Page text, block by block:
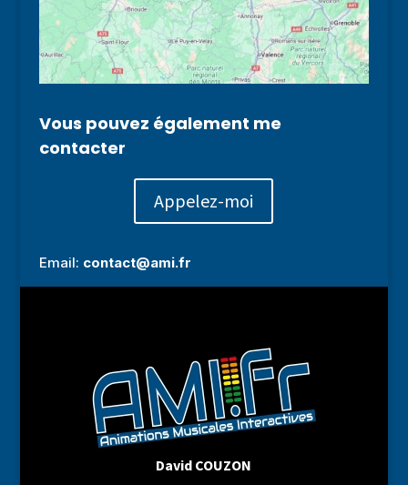
Vous pouvez également me
contacter
Appelez-moi
Email: contact@ami.fr
David COUZON